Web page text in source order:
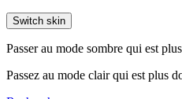
Switch skin
Passer au mode sombre qui est
Passez au mode clair qui est plus